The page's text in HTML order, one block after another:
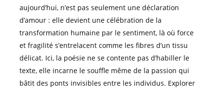
aujourd’hui, n’est pas seulement une déclaration
d’amour : elle devient une célébration de la
transformation humaine par le sentiment, là où force
et fragilité s’entrelacent comme les fibres d’un tissu
délicat. Ici, la poésie ne se contente pas d’habiller le
texte, elle incarne le souffle même de la passion qui
bâtit des ponts invisibles entre les individus. Explorer